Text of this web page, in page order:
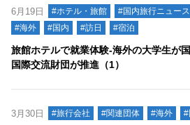
6月19日 #ホテル・旅館
#国内旅行ニュー
#海外
#国内 #訪日 #宿泊
旅館ホテルで就業体験-海外の大学生が
国際交流財団が推進（1）
3月30日 #旅行会社 #関連団体 #海外 #